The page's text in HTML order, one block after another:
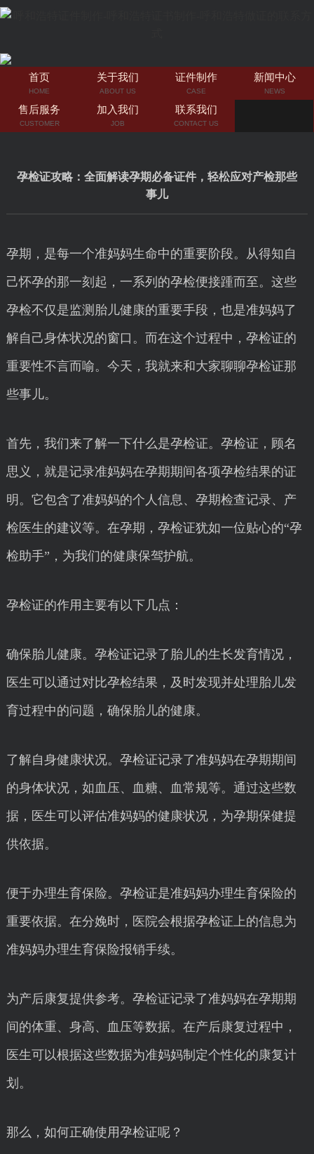
首页
HOME
关于我们
ABOUT US
证件制作
CASE
新闻中心
NEWS
售后服务
CUSTOMER
加入我们
JOB
联系我们
CONTACT US
孕检证攻略：全面解读孕期必备证件，轻松应对产检那些
事儿
孕期，是每一个准妈妈生命中的重要阶段。从得知自
己怀孕的那一刻起，一系列的孕检便接踵而至。这些
孕检不仅是监测胎儿健康的重要手段，也是准妈妈了
解自己身体状况的窗口。而在这个过程中，孕检证的
重要性不言而喻。今天，我就来和大家聊聊孕检证那
些事儿。
首先，我们来了解一下什么是孕检证。孕检证，顾名
思义，就是记录准妈妈在孕期期间各项孕检结果的证
明。它包含了准妈妈的个人信息、孕期检查记录、产
检医生的建议等。在孕期，孕检证犹如一位贴心的“孕
检助手”，为我们的健康保驾护航。
孕检证的作用主要有以下几点：
确保胎儿健康。孕检证记录了胎儿的生长发育情况，
医生可以通过对比孕检结果，及时发现并处理胎儿发
育过程中的问题，确保胎儿的健康。
了解自身健康状况。孕检证记录了准妈妈在孕期期间
的身体状况，如血压、血糖、血常规等。通过这些数
据，医生可以评估准妈妈的健康状况，为孕期保健提
供依据。
便于办理生育保险。孕检证是准妈妈办理生育保险的
重要依据。在分娩时，医院会根据孕检证上的信息为
准妈妈办理生育保险报销手续。
为产后康复提供参考。孕检证记录了准妈妈在孕期期
间的体重、身高、血压等数据。在产后康复过程中，
医生可以根据这些数据为准妈妈制定个性化的康复计
划。
那么，如何正确使用孕检证呢？